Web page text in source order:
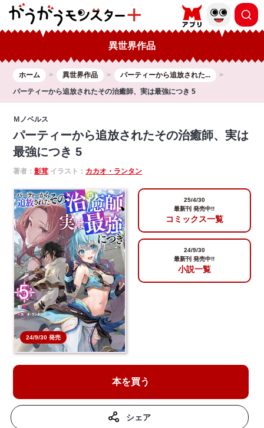
異世界作品
ホーム 異世界作品
パーティーから追放された...
パーティーから追放されたその治癒師、実は最強につき 5
Ｍノベルス
パーティーから追放されたその治癒師、実は
最強につき 5
著者：影茸 イラスト： カカオ・ランタン
24/9/30 発売
25/4/30
最新刊 発売中!!
コミックス一覧
24/9/30
最新刊 発売中!!
小説一覧
本を買う
シェア